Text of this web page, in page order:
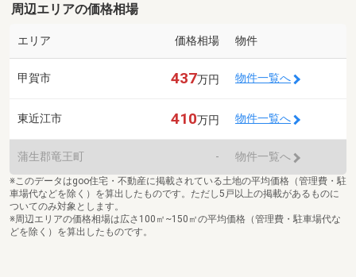
周辺エリアの価格相場
エリア 価格相場 物件
甲賀市 437万円 物件一覧へ
東近江市 410万円 物件一覧へ
蒲生郡竜王町 - 物件一覧へ
※このデータはgoo住宅・不動産に掲載されている土地の平均価格（管理費・駐
車場代などを除く）を算出したものです。ただし5戸以上の掲載があるものに
ついてのみ対象とします。
※周辺エリアの価格相場は広さ100㎡~150㎡の平均価格（管理費・駐車場代な
どを除く）を算出したものです。